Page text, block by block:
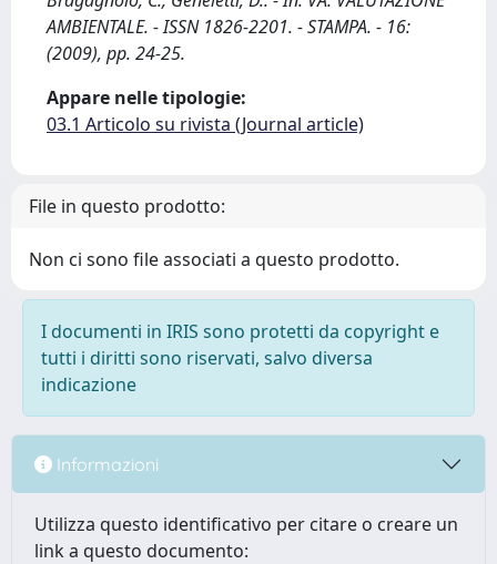
AMBIENTALE. - ISSN 1826-2201. - STAMPA. - 16:
(2009), pp. 24-25.
Appare nelle tipologie:
03.1 Articolo su rivista (Journal article)
File in questo prodotto:
Non ci sono file associati a questo prodotto.
I documenti in IRIS sono protetti da copyright e
tutti i diritti sono riservati, salvo diversa
indicazione
Informazioni
Utilizza questo identificativo per citare o creare un
link a questo documento: